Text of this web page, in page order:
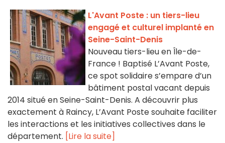
L'Avant Poste : un tiers-lieu
engagé et culturel implanté en
Seine-Saint-Denis
Nouveau tiers-lieu en Île-de-
France ! Baptisé L’Avant Poste,
ce spot solidaire s’empare d’un
bâtiment postal vacant depuis
2014 situé en Seine-Saint-Denis. A découvrir plus
exactement à Raincy, L’Avant Poste souhaite faciliter
les interactions et les initiatives collectives dans le
département. [Lire la suite]